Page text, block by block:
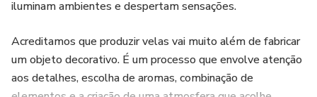
iluminam ambientes e despertam sensações.
Acreditamos que produzir velas vai muito além de fabricar
um objeto decorativo. É um processo que envolve atenção
aos detalhes, escolha de aromas, combinação de